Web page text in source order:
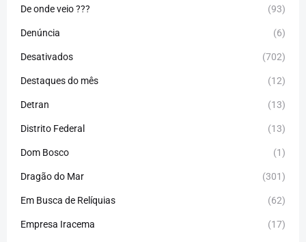
De onde veio ??? (93)
Denúncia (6)
Desativados (702)
Destaques do mês (12)
Detran (13)
Distrito Federal (13)
Dom Bosco (1)
Dragão do Mar (301)
Em Busca de Relíquias (62)
Empresa Iracema (17)